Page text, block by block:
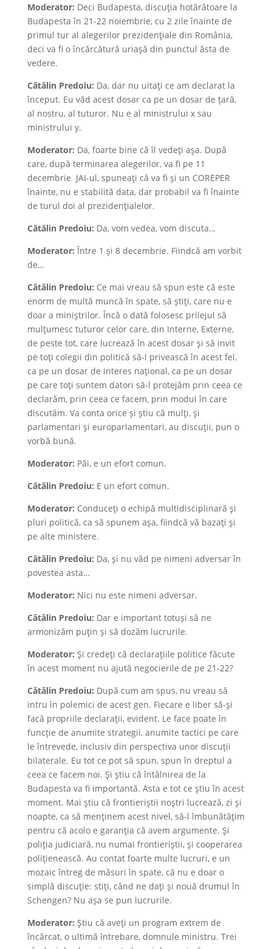
Moderator: Deci Budapesta, discuția hotărâtoare la
Budapesta în 21-22 noiembrie, cu 2 zile înainte de
primul tur al alegerilor prezidențiale din România,
deci va fi o încărcătură uriașă din punctul ăsta de
vedere.
Cătălin Predoiu: Da, dar nu uitați ce am declarat la
început. Eu văd acest dosar ca pe un dosar de țară,
al nostru, al tuturor. Nu e al ministrului x sau
ministrului y.
Moderator: Da, foarte bine că îl vedeți așa. După
care, după terminarea alegerilor, va fi pe 11
decembrie JAI-ul, spuneați că va fi și un COREPER
înainte, nu e stabilită data, dar probabil va fi înainte
de turul doi al prezidențialelor.
Cătălin Predoiu: Da, vom vedea, vom discuta…
Moderator: Între 1 și 8 decembrie. Fiindcă am vorbit
de…
Cătălin Predoiu: Ce mai vreau să spun este că este
enorm de multă muncă în spate, să știți, care nu e
doar a miniștrilor. Încă o dată folosesc prilejul să
mulțumesc tuturor celor care, din Interne, Externe,
de peste tot, care lucrează în acest dosar și să invit
pe toți colegii din politică să-l privească în acest fel,
ca pe un dosar de interes național, ca pe un dosar
pe care toți suntem datori să-l protejăm prin ceea ce
declarăm, prin ceea ce facem, prin modul în care
discutăm. Va conta orice și știu că mulți, și
parlamentari și europarlamentari, au discuții, pun o
vorbă bună.
Moderator: Păi, e un efort comun.
Cătălin Predoiu: E un efort comun.
Moderator: Conduceți o echipă multidisciplinară și
pluri politică, ca să spunem așa, fiindcă vă bazați și
pe alte ministere.
Cătălin Predoiu: Da, și nu văd pe nimeni adversar în
povestea asta…
Moderator: Nici nu este nimeni adversar.
Cătălin Predoiu: Dar e important totuși să ne
armonizăm puțin și să dozăm lucrurile.
Moderator: Și credeți că declarațiile politice făcute
în acest moment nu ajută negocierile de pe 21-22?
Cătălin Predoiu: După cum am spus, nu vreau să
intru în polemici de acest gen. Fiecare e liber să-și
facă propriile declarații, evident. Le face poate în
funcție de anumite strategii, anumite tactici pe care
le întrevede, inclusiv din perspectiva unor discuții
bilaterale. Eu tot ce pot să spun, spun în dreptul a
ceea ce facem noi. Și știu că întâlnirea de la
Budapesta va fi importantă. Asta e tot ce știu în acest
moment. Mai știu că frontieriștii noștri lucrează, zi și
noapte, ca să menținem acest nivel, să-l îmbunătățim
pentru că acolo e garanția că avem argumente. Și
poliția judiciară, nu numai frontieriștii, și cooperarea
polițienească. Au contat foarte multe lucruri, e un
mozaic întreg de măsuri în spate, că nu e doar o
simplă discuție: stiți, când ne dați și nouă drumul în
Schengen? Nu așa se pun lucrurile.
Moderator: Știu că aveți un program extrem de
încărcat, o ultimă întrebare, domnule ministru. Trei